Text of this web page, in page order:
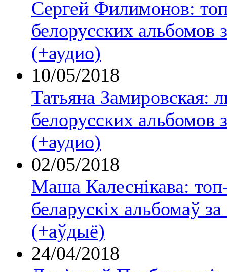
Сергей Филимонов:
белорусских альбомов
(+аудио)
10/05/2018
Татьяна Замировская:
белорусских альбомов
(+аудио)
02/05/2018
Маша Калеснікава:
беларускіх альбомаў
(+аўдыё)
24/04/2018